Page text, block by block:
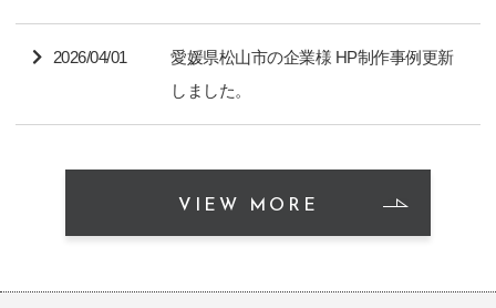
2026/04/01
愛媛県松山市の企業様 HP制作事例更新
しました。
VIEW MORE